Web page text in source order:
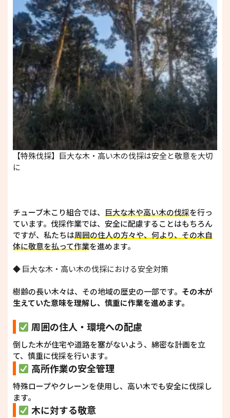
【特殊伐採】巨大な木・高い木の伐採は安全と敬意を大切
に
チューブ木こり組合では、 巨大な木や高い木の伐採を行っ
ています。伐採作業では、安全に配慮することはもちろん
ですが、私たちは周囲の住人の方々や、何より、その木自
体に敬意を払って作業を進めます。
◆ 巨大な木・高い木の伐採における安全対策
樹齢の長い木々は、その地域の歴史の一部です。 その木が
生えていた意味を理解し、慎重に作業を進めます。
周囲の住人・環境への配慮
倒した木が住宅や道路を塞がないよう、綿密な計画を立
て、慎重に伐採を行います。
高所作業の安全管理
特殊ロープやクレーンを使用し、高い木でも安全に伐採し
ます。
木に対する敬意